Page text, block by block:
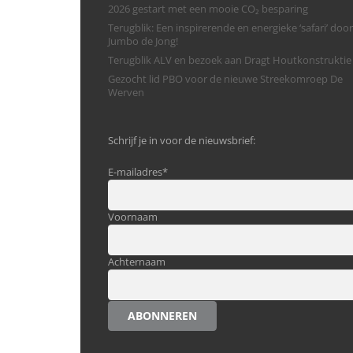
2026 gestart met een mooie CO₂ besparing
Terugblik: Een inspirerende en energieke ‘safari’ door
Jumbo de Jong!
Terugblik ALV en bezoek aan Dragt Houtkonstruktie
Gezocht lid PBO voor de nieuwe Streekomroep De
Werven
Schrijf je in voor de nieuwsbrief:
E-mailadres*
Voornaam
Achternaam
ABONNEREN